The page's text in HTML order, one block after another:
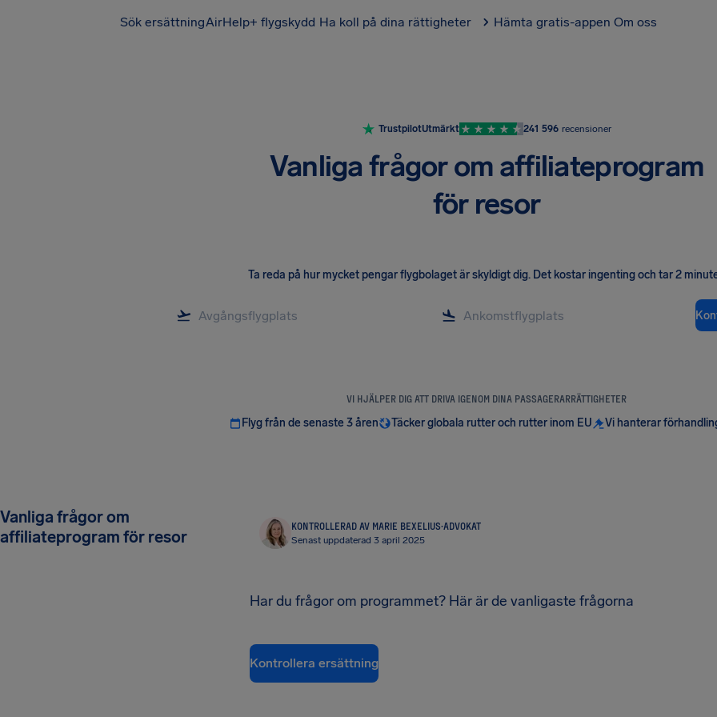
Sök ersättningAirHelp+ flygskydd Ha koll på dina rättigheter Hämta gratis-appen Om oss
TrustpilotUtmärkt 241 596 recensioner
Vanliga frågor om affiliateprogram
för resor
Ta reda på hur mycket pengar flygbolaget är skyldigt dig. Det kostar ingenting och tar 2
VI HJÄLPER DIG ATT DRIVA IGENOM DINA PASSAGERARRÄTTIGHETER
Flyg från de senaste 3 åren Täcker globala rutter och rutter inom EU Vi hanterar
Vanliga frågor om
affiliateprogram för resor
KONTROLLERAD AV MARIE BEXELIUS·ADVOKAT
Senast uppdaterad 3 april 2025
Har du frågor om programmet? Här är de vanligaste frågorna
Kontrollera ersättning